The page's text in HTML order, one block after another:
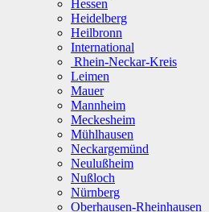
Hessen
Heidelberg
Heilbronn
International
Rhein-Neckar-Kreis
Leimen
Mauer
Mannheim
Meckesheim
Mühlhausen
Neckargemünd
Neulußheim
Nußloch
Nürnberg
Oberhausen-Rheinhausen